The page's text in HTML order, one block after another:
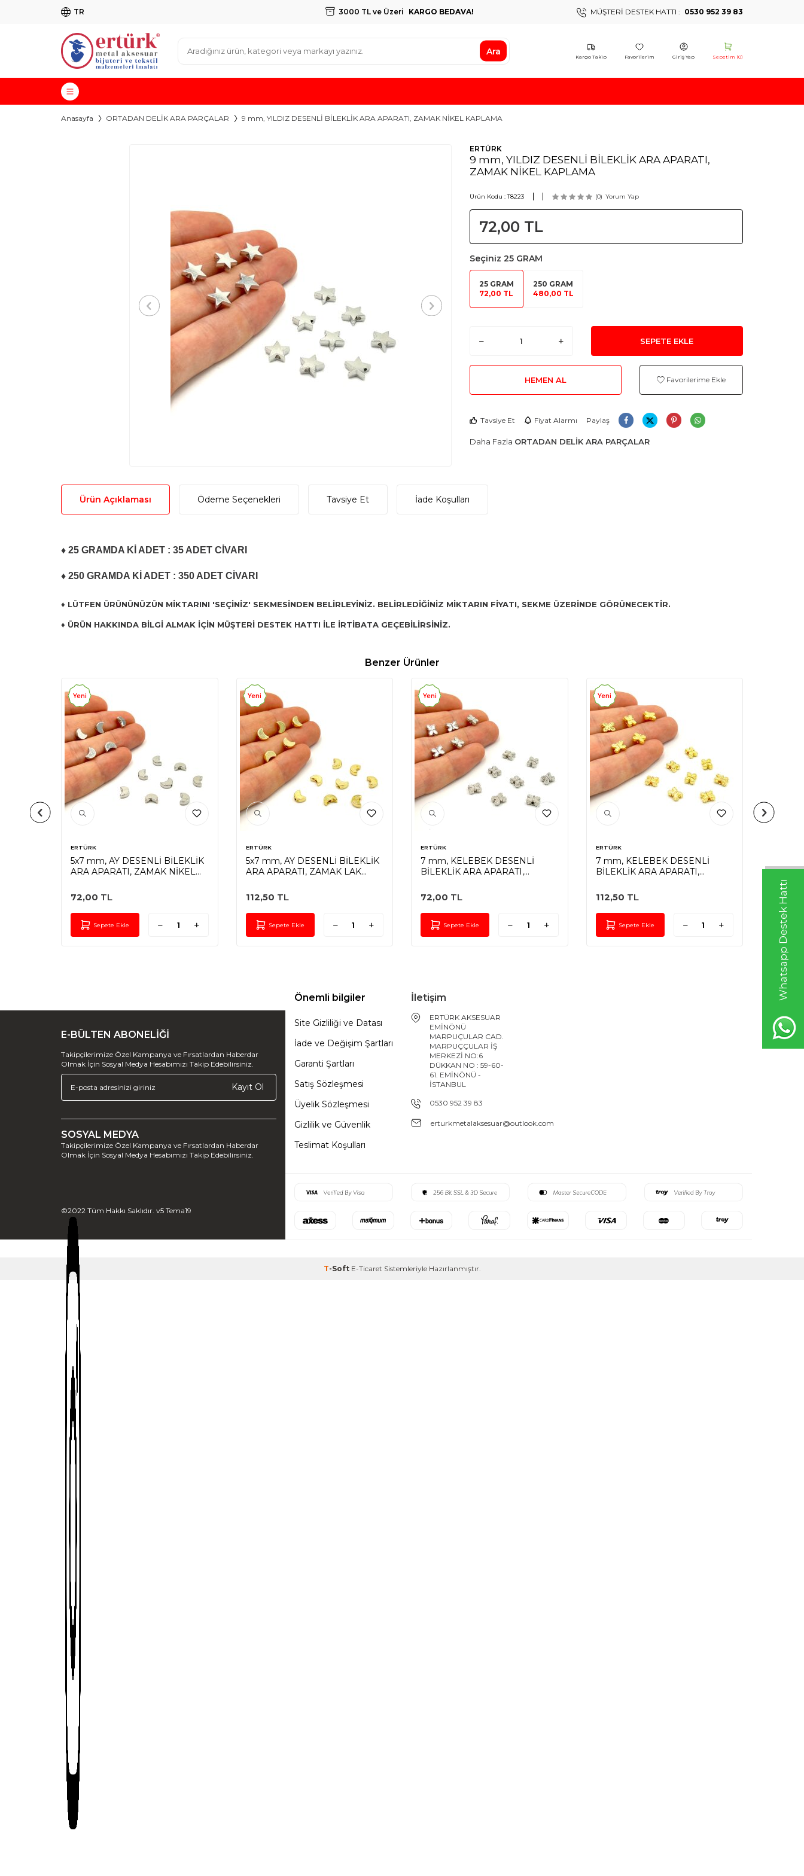
Whatsapp Destek Hattı
TR 3000 TL ve Üzeri KARGO BEDAVA! MÜŞTERI DESTEK HATTI : 0530 952 39 83
Ara
Kargo Takip Favorilerim Giriş Yap Sepetim (0)
Anasayfa ORTADAN DELİK ARA PARÇALAR 9 mm, YILDIZ DESENLİ BİLEKLİK ARA APARATI, ZAMAK NİKEL KAPLAMA
ERTÜRK
9 mm, YILDIZ DESENLİ BİLEKLİK ARA APARATI,
ZAMAK NİKEL KAPLAMA
Ürün Kodu :T8223 (0) Yorum Yap
72,00 TL
Seçiniz 25 GRAM
25 GRAM
72,00 TL
250 GRAM
480,00 TL
SEPETE EKLE
HEMEN AL Favorilerime Ekle
Tavsiye Et Fiyat Alarmı Paylaş
Daha Fazla ORTADAN DELİK ARA PARÇALAR
Ürün Açıklaması Ödeme Seçenekleri Tavsiye Et İade Koşulları
♦ 25 GRAMDA Kİ ADET : 35 ADET CİVARI
♦ 250 GRAMDA Kİ ADET : 350 ADET CİVARI
♦ LÜTFEN ÜRÜNÜNÜZÜN MİKTARINI 'SEÇİNİZ' SEKMESİNDEN BELİRLEYİNİZ. BELİRLEDİĞİNİZ MİKTARIN FİYATI, SEKME ÜZERİNDE GÖRÜNECEKTİR.
♦ ÜRÜN HAKKINDA BİLGİ ALMAK İÇİN MÜŞTERİ DESTEK HATTI İLE İRTİBATA GEÇEBİLİRSİNİZ.
Benzer Ürünler
Yeni
ERTÜRK
5x7 mm, AY DESENLİ BİLEKLİK
ARA APARATI, ZAMAK NİKEL
72,00 TL
Sepete Ekle
Yeni
ERTÜRK
5x7 mm, AY DESENLİ BİLEKLİK
ARA APARATI, ZAMAK LAK
112,50 TL
Sepete Ekle
Yeni
ERTÜRK
7 mm, KELEBEK DESENLİ
BİLEKLİK ARA APARATI,
72,00 TL
Sepete Ekle
Yeni
ERTÜRK
7 mm, KELEBEK DESENLİ
BİLEKLİK ARA APARATI,
112,50 TL
Sepete Ekle
72,00
E-BÜLTEN ABONELİĞİ
Takipçilerimize Özel Kampanya ve Fırsatlardan Haberdar
Olmak İçin Sosyal Medya Hesabımızı Takip Edebilirsiniz.
Kayıt Ol
SOSYAL MEDYA
Takipçilerimize Özel Kampanya ve Fırsatlardan Haberdar
Olmak İçin Sosyal Medya Hesabımızı Takip Edebilirsiniz.
©2022 Tüm Hakkı Saklıdır. v5 Tema19
Önemli bilgiler
Site Gizliliği ve Datası
İade ve Değişim Şartları
Garanti Şartları
Satış Sözleşmesi
Üyelik Sözleşmesi
Gizlilik ve Güvenlik
Teslimat Koşulları
İletişim
ERTÜRK AKSESUAR
EMİNÖNÜ
MARPUÇULAR CAD.
MARPUÇÇULAR İŞ
MERKEZİ NO:6
DÜKKAN NO : 59-60-
61. EMİNÖNÜ -
İSTANBUL
0530 952 39 83
erturkmetalaksesuar@outlook.com
T-Soft E-Ticaret Sistemleriyle Hazırlanmıştır.